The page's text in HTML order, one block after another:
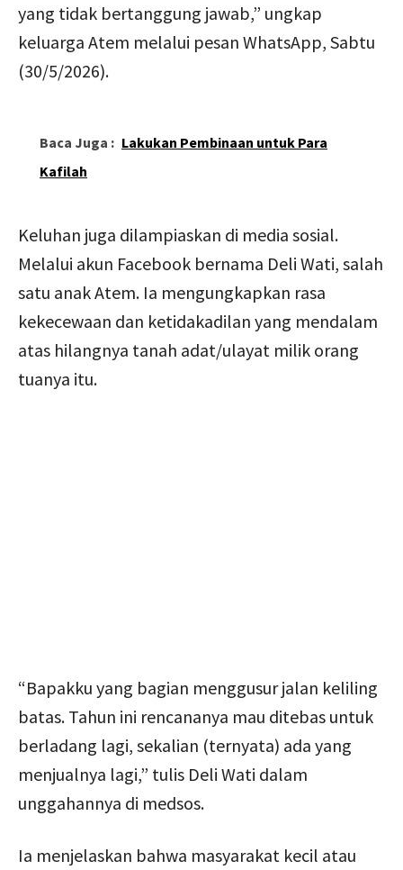
yang tidak bertanggung jawab,” ungkap
keluarga Atem melalui pesan WhatsApp, Sabtu
(30/5/2026).
Baca Juga : Lakukan Pembinaan untuk Para
Kafilah
Keluhan juga dilampiaskan di media sosial.
Melalui akun Facebook bernama Deli Wati, salah
satu anak Atem. Ia mengungkapkan rasa
kekecewaan dan ketidakadilan yang mendalam
atas hilangnya tanah adat/ulayat milik orang
tuanya itu.
“Bapakku yang bagian menggusur jalan keliling
batas. Tahun ini rencananya mau ditebas untuk
berladang lagi, sekalian (ternyata) ada yang
menjualnya lagi,” tulis Deli Wati dalam
unggahannya di medsos.
Ia menjelaskan bahwa masyarakat kecil atau